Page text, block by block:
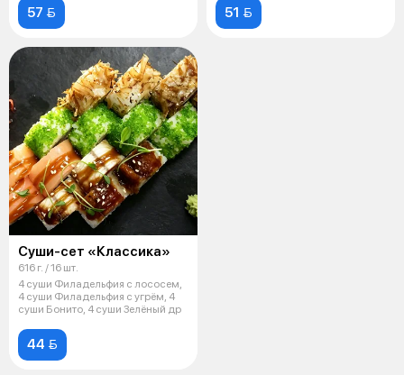
57  51 
Суши-сет «Классика»
616 г. / 16 шт.
4 суши Филадельфия с лососем,
4 суши Филадельфия с угрём, 4
суши Бонито, 4 суши Зелёный др
44 